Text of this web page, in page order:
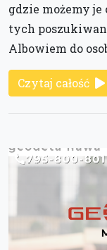
gdzie możemy je
tych
Albowiem do
Czytaj całość